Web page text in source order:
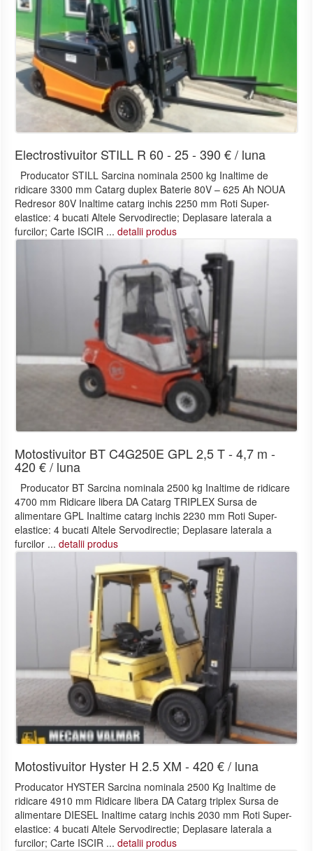
Electrostivuitor STILL R 60 - 25 - 390 € / luna
Producator STILL Sarcina nominala 2500 kg Inaltime de
ridicare 3300 mm Catarg duplex Baterie 80V – 625 Ah NOUA
Redresor 80V Inaltime catarg inchis 2250 mm Roti Super-
elastice: 4 bucati Altele Servodirectie; Deplasare laterala a
furcilor; Carte ISCIR ... detalii produs
Motostivuitor BT C4G250E GPL 2,5 T - 4,7 m -
420 € / luna
Producator BT Sarcina nominala 2500 kg Inaltime de ridicare
4700 mm Ridicare libera DA Catarg TRIPLEX Sursa de
alimentare GPL Inaltime catarg inchis 2230 mm Roti Super-
elastice: 4 bucati Altele Servodirectie; Deplasare laterala a
furcilor ... detalii produs
Motostivuitor Hyster H 2.5 XM - 420 € / luna
Producator HYSTER Sarcina nominala 2500 Kg Inaltime de
ridicare 4910 mm Ridicare libera DA Catarg triplex Sursa de
alimentare DIESEL Inaltime catarg inchis 2030 mm Roti Super-
elastice: 4 bucati Altele Servodirectie; Deplasare laterala a
furcilor; Carte ISCIR ... detalii produs